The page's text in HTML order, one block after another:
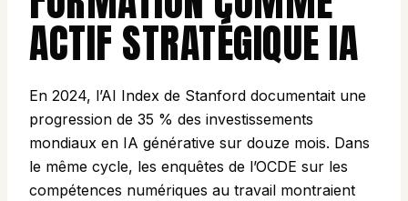
ACTIF STRATÉGIQUE IA
En 2024, l’AI Index de Stanford documentait une
progression de 35 % des investissements
mondiaux en IA générative sur douze mois. Dans
le même cycle, les enquêtes de l’OCDE sur les
compétences numériques au travail montraient